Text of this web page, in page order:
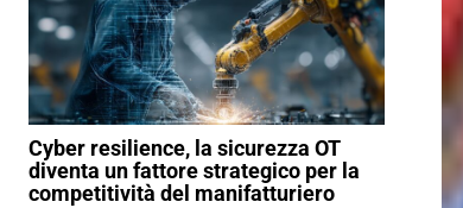
Cyber resilience, la sicurezza OT
diventa un fattore strategico per la
competitività del manifatturiero